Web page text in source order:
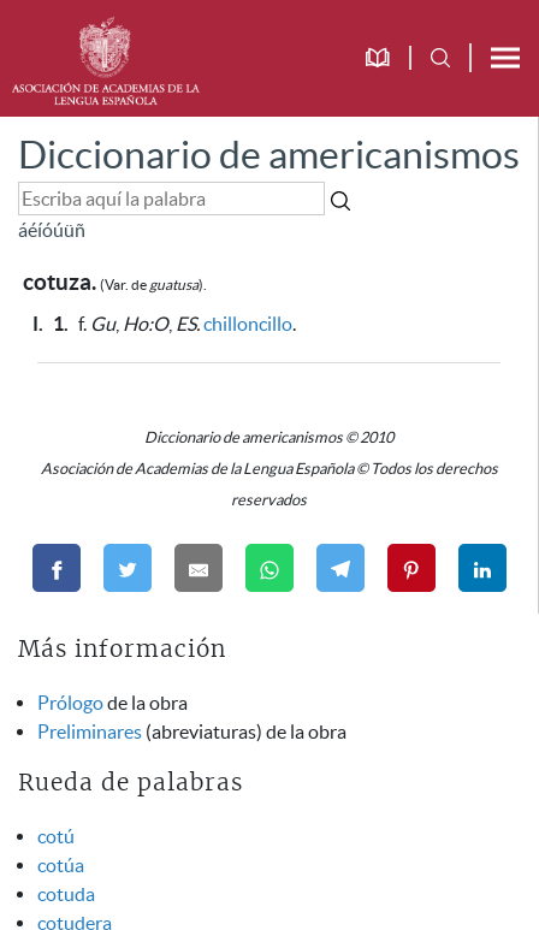
Diccionario de americanismos
áéíóúüñ
cotuza. (Var. de guatusa).
I. 1. f. Gu, Ho:O, ES.chilloncillo.
Diccionario de americanismos © 2010
Asociación de Academias de la Lengua Española © Todos los derechos
reservados
Más información
Prólogode la obra
Preliminares (abreviaturas) de la obra
Rueda de palabras
cotú
cotúa
cotuda
cotudera